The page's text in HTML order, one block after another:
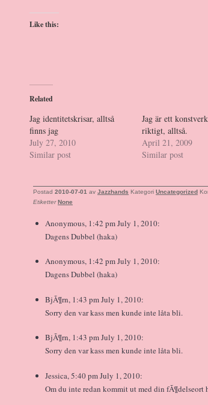
Like this:
Related
Jag identitetskrisar, alltså
finns jag
July 27, 2010
Similar post
Jag är ett
riktigt, alltså.
April 21, 2009
Similar post
Postad 2010-07-01 av Jazzhands Kategori Uncategorized
Etiketter None
Anonymous, 1:42 pm July 1, 2010:
Dagens Dubbel (haka)
Anonymous, 1:42 pm July 1, 2010:
Dagens Dubbel (haka)
BjÃ¶rn, 1:43 pm July 1, 2010:
Sorry den var kass men kunde inte låta bli.
BjÃ¶rn, 1:43 pm July 1, 2010:
Sorry den var kass men kunde inte låta bli.
Jessica, 5:40 pm July 1, 2010:
Om du inte redan kommit ut med din fÃ¶delseort